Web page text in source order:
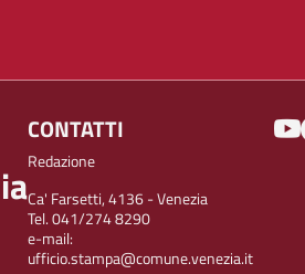
CONTATTI
Redazione
Ca' Farsetti, 4136 - Venezia
Tel. 041/274 8290
e-mail:
ufficio.stampa@comune.venezia.it